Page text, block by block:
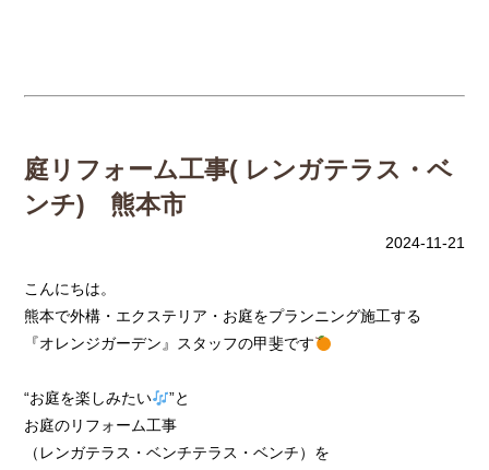
庭リフォーム工事( レンガテラス・ベ
ンチ) 熊本市
2024-11-21
こんにちは。
熊本で外構・エクステリア・お庭をプランニング施工する
『オレンジガーデン』スタッフの甲斐です
“お庭を楽しみたい
”と
お庭のリフォーム工事
（レンガテラス・ベンチテラス・ベンチ）を